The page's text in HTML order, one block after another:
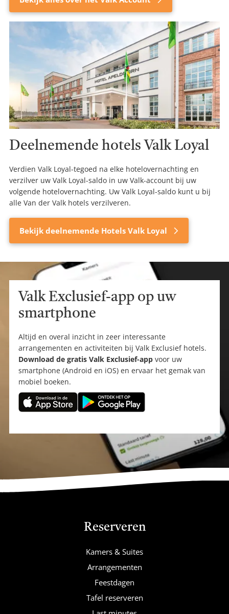
Deelnemende hotels Valk Loyal
Verdien Valk Loyal-tegoed na elke hotelovernachting en
verzilver uw Valk Loyal-saldo in uw Valk-account bij uw
volgende hotelovernachting. Uw Valk Loyal-saldo kunt u bij
alle Van der Valk hotels verzilveren.
Bekijk deelnemende Hotels Valk Loyal
Valk Exclusief-app op uw
smartphone
Altijd en overal inzicht in zeer interessante
arrangementen en activiteiten bij Valk Exclusief hotels.
Download de gratis Valk Exclusief-app voor uw
smartphone (Android en iOS) en ervaar het gemak van
mobiel boeken.
Reserveren
Kamers & Suites
Arrangementen
Feestdagen
Tafel reserveren